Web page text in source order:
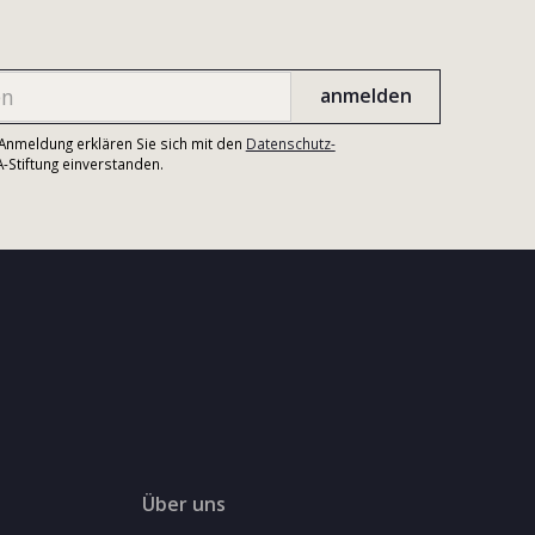
erklären Sie sich mit den Datenschutz-
Stiftung einverstanden.
Über uns